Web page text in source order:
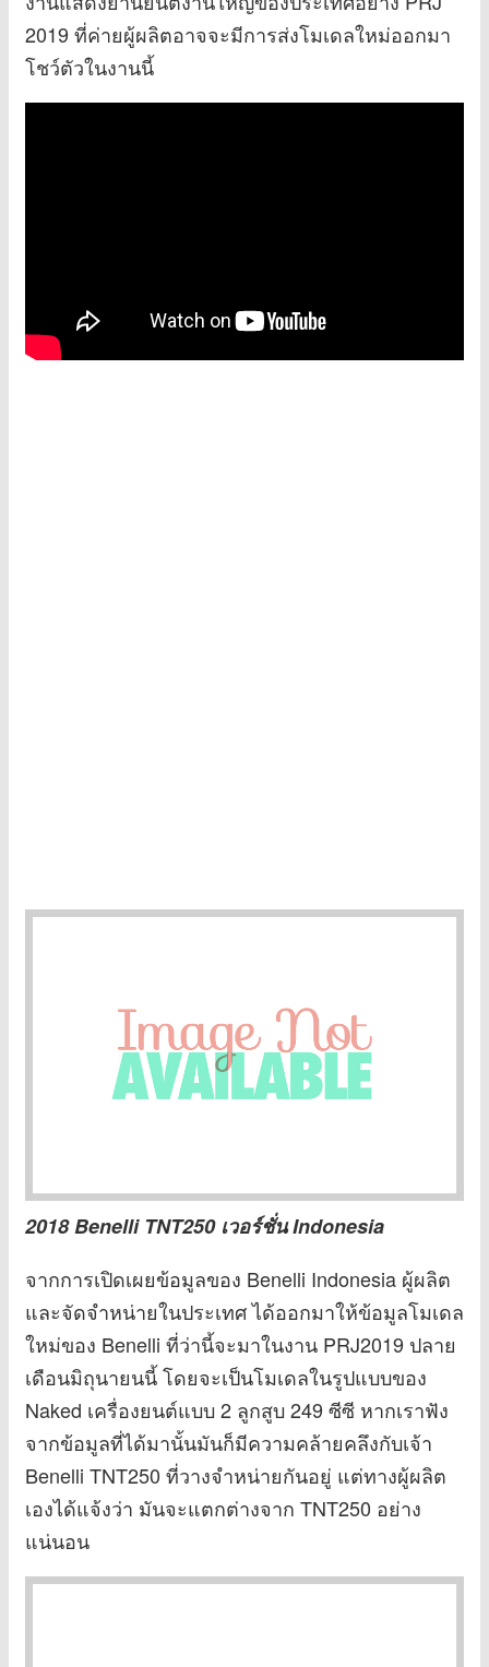
2019 ที่ค่ายผู้ผลิตอาจจะมีการส่งโมเดลใหม่ออกมา
โชว์ตัวในงานนี้
2018 Benelli TNT250 เวอร์ชั่น Indonesia
จากการเปิดเผยข้อมูลของ Benelli Indonesia ผู้ผลิต
และจัดจำหน่ายในประเทศ ได้ออกมาให้ข้อมูลโมเดล
ใหม่ของ Benelli ที่ว่านี้จะมาในงาน PRJ2019 ปลาย
เดือนมิถุนายนนี้ โดยจะเป็นโมเดลในรูปแบบของ
Naked เครื่องยนต์แบบ 2 ลูกสูบ 249 ซีซี หากเราฟัง
จากข้อมูลที่ได้มานั้นมันก็มีความคล้ายคลึงกับเจ้า
Benelli TNT250 ที่วางจำหน่ายกันอยู่ แต่ทางผู้ผลิต
เองได้แจ้งว่า มันจะแตกต่างจาก TNT250 อย่าง
แน่นอน